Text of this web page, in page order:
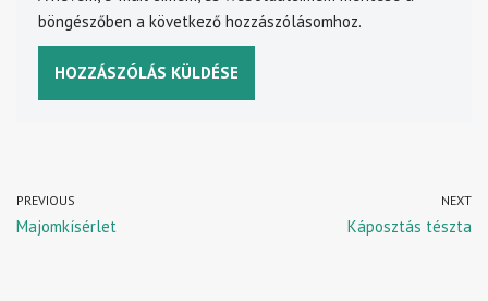
böngészőben a következő hozzászólásomhoz.
PREVIOUS
Majomkísérlet
NEXT
Káposztás tészta